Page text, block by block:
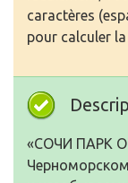
caractères
pour calculer
«СОЧИ ПАРК